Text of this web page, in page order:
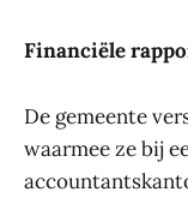
Financiële
De gemeente
waarmee ze bij